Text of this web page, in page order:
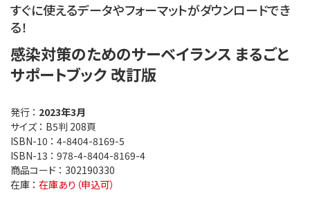
すぐに使えるデータやフォーマットがダウンロードでき
る！
感染対策のためのサーベイランス まるごと
サポートブック 改訂版
発行 ： 2023年3月
サイズ ： B5判 208頁
ISBN-10 ： 4-8404-8169-5
ISBN-13 ： 978-4-8404-8169-4
商品コード ： 302190330
在庫 ： 在庫あり（申込可）